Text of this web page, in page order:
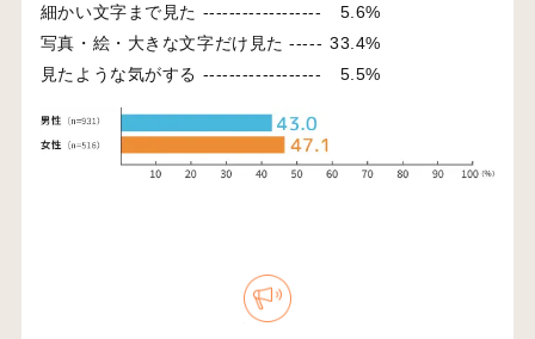
細かい文字まで見た ------------------
5.6%
写真・絵・大きな文字だけ見た ----- 33.4%
見たような気がする ------------------
5.5%